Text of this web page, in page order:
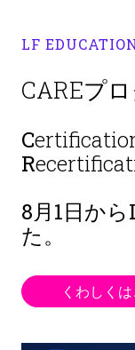
LF
CAREプ
C
R
8月1日から
た。
くわしく